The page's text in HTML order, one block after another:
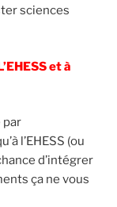
sciences
et à
par
l’EHESS (ou
d’intégrer
ça ne vous